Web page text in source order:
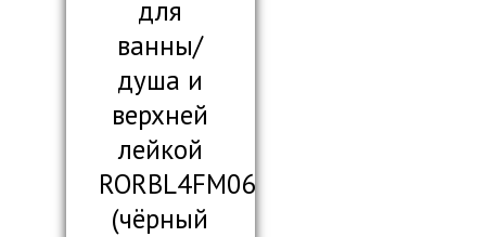
для
ванны/
душа и
верхней
лейкой
RORBL4FM06
(чёрный